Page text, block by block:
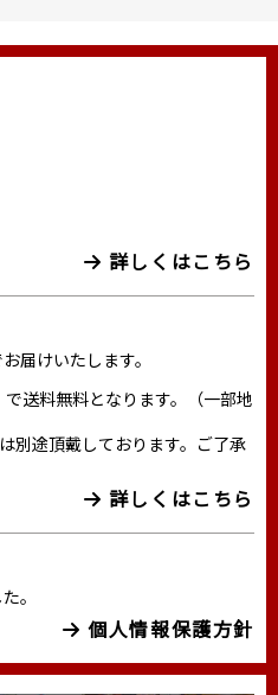
詳しくはこちら
届けいたします。
送料無料となります。（一部地
別途頂戴しております。ご了承
詳しくはこちら
。
個人情報保護方針